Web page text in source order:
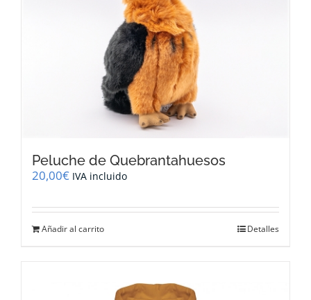
Peluche de Quebrantahuesos
20,00€ IVA incluido
Añadir al carrito Detalles